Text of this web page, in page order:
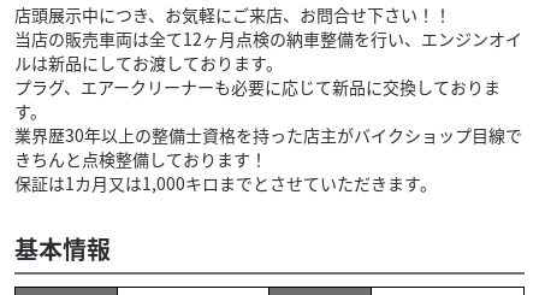
店頭展示中につき、お気軽にご来店、お問合せ下さい！！
当店の販売車両は全て12ヶ月点検の納車整備を行い、エンジンオイ
ルは新品にしてお渡しております。
プラグ、エアークリーナーも必要に応じて新品に交換しておりま
す。
業界歴30年以上の整備士資格を持った店主がバイクショップ目線で
きちんと点検整備しております！
保証は1カ月又は1,000キロまでとさせていただきます。
基本情報